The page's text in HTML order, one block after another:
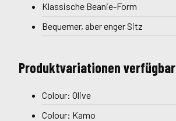
Klassische Beanie-Form
Bequemer, aber enger Sitz
Produktvariationen verfügbar
Colour: Olive
Colour: Kamo